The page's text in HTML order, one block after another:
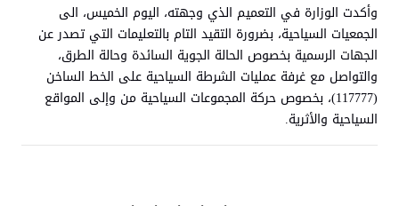
وأكدت الوزارة في التعميم الذي وجهته، اليوم الخميس، الى
الجمعيات السياحية، بضرورة التقيد التام بالتعليمات التي تصدر عن
الجهات الرسمية بخصوص الحالة الجوية السائدة وحالة الطرق،
والتواصل مع غرفة عمليات الشرطة السياحية على الخط الساخن
(117777)، بخصوص حركة المجموعات السياحية من وإلى المواقع
السياحية والأثرية.